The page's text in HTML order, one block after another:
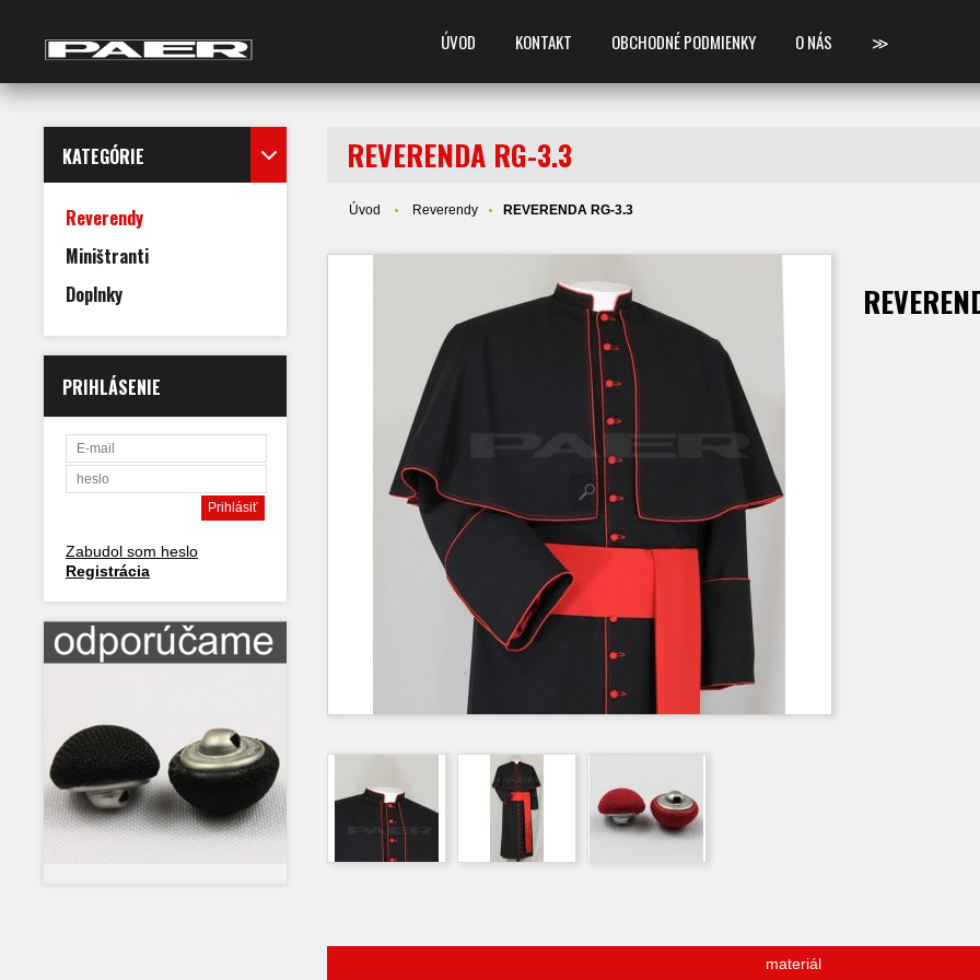
ÚVOD KONTAKT OBCHODNÉ PODMIENKY O NÁS ≫
KATEGÓRIE
Reverendy
Miništranti
Doplnky
PRIHLÁSENIE
Zabudol som heslo
Registrácia
REVERENDA RG-3.3
Úvod Reverendy REVERENDA RG-3.3
materiál